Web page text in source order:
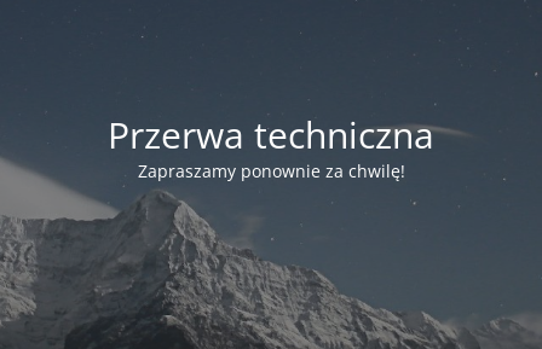
Przerwa techniczna
Zapraszamy ponownie za chwilę!